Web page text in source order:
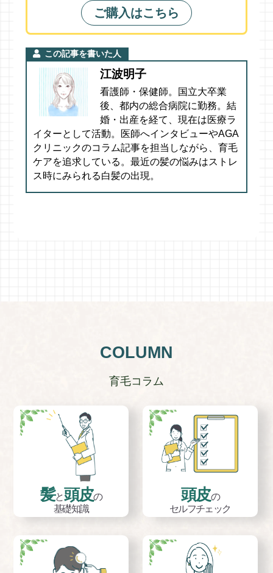
ご購入はこちら
この記事を書いた人
江波明子
看護師・保健師。国立大卒業
後、都内の総合病院に勤務。結
婚・出産を経て、現在は医療ラ
イターとして活動。医師へインタビューやAGA
クリニックのコラム記事を担当しながら、育毛
ケアを追求している。最近の髪の悩みはストレ
ス時にみられる白髪の出現。
COLUMN
育毛コラム
髪と頭皮の
基礎知識
頭皮の
セルフチェック